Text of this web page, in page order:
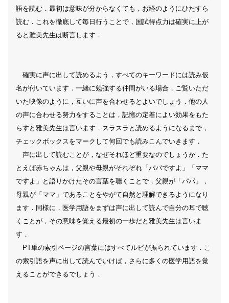
語を読む．最初は意味が分からなくても，お経のようにひたすら
読む．これを徹底して毎日行うことで，国試得点力は確実に上が
ると雅美先生は断言します．
確実に声に出して読めるよう，すべてのキーワードには読み仮
名が付いています．一緒に勉強する仲間がいる場合，ご覧いただ
いた映像のように，互いに声を合わせるとよいでしょう．他の人
の声に合わせる努力をすることは，記憶の定着によい効果をもた
らすと雅美先生は言います．スラスラと読めるようになるまで，
チェックボックスをマークして何回でも読みこんでいきます．
声に出して読むことが，なぜそれほど重要なのでしょうか．た
とえば赤ちゃんは，父親や母親がそれぞれ「パパですよ」「ママ
ですよ」と語りかけたその言葉を聴くことで，父親が「パパ」，
母親が「ママ」であることをやがて自然と理解できるようになり
ます．同様に，医学用語をまずは声に出して読んで自分の耳で聴
くことが，その意味を覚える最初の一歩だと雅美先生は言いま
す．
PT単の索引ページの言葉にはすべてルビが振られています．こ
の索引語を声に出して読んでいけば，さらに多くの医学用語を覚
えることができるでしょう．